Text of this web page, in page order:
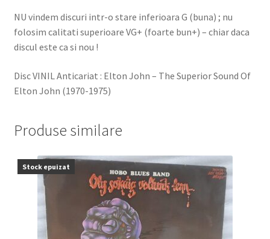
NU vindem discuri intr-o stare inferioara G (buna) ; nu
folosim calitati superioare VG+ (foarte bun+) – chiar daca
discul este ca si nou !
Disc VINIL Anticariat : Elton John – The Superior Sound Of
Elton John (1970-1975)
Produse similare
Stock epuizat